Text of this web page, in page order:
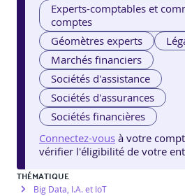
Experts-comptables et
comptes
Géomètres experts
Marchés financiers
Sociétés d'assistance
Sociétés d'assurances
Sociétés financières
Connectez-vous à votre
vérifier l'éligibilité de votre
THÉMATIQUE
Big Data, I.A. et IoT